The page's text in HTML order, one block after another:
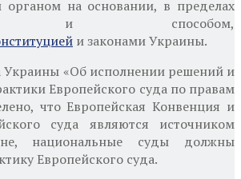
органом на основании, в пределах
и способом,
и законами Украины.
Украины «Об исполнении решений и
Европейского суда по правам
что Европейская Конвенция и
суда являются источником
национальные суды должны
Европейского суда.